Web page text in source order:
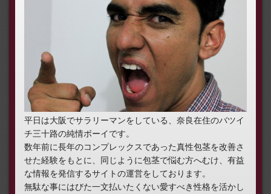
平日は大阪でサラリーマンをしている、奈良在住のバツイ
チ三十路の純情ボーイです。
数年前に長年のコンプレックスであった真性包茎を改善さ
せた経験をもとに、同じように包茎で悩む方へむけ、有益
な情報を発信するサイトの運営をしております。
無駄な事にはびた一文払いたくない愛すべき性格を活かし